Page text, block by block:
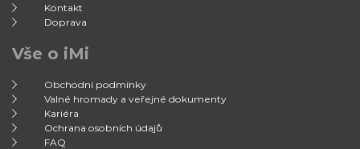
Kontakt
Doprava
Vše o iMi
Obchodní podmínky
Valné hromady a veřejné dokumenty
Kariéra
Ochrana osobních údajů
FAQ